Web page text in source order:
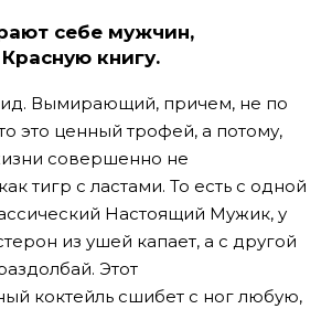
себе мужчин,
книгу.
Вымирающий, причем, не по
это ценный трофей, а потому,
совершенно не
тигр с ластами. То есть с одной
Настоящий Мужик, у
из ушей капает, а с другой
Этот
коктейль сшибет с ног любую,